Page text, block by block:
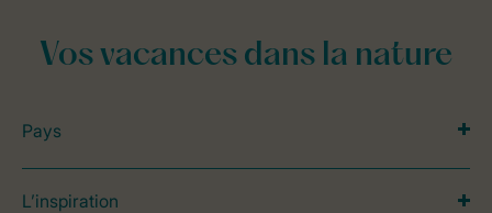
Vos vacances dans la nature
Pays
L’inspiration